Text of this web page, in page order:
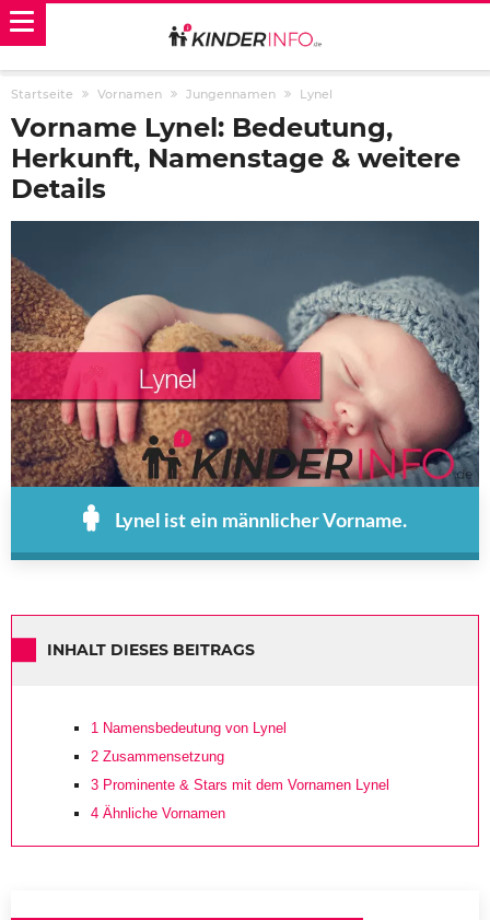
Startseite Vornamen Jungennamen Lynel
Vorname Lynel: Bedeutung,
Herkunft, Namenstage & weitere
Details
Lynel ist ein männlicher Vorname.
INHALT DIESES BEITRAGS
1 Namensbedeutung von Lynel
2 Zusammensetzung
3 Prominente & Stars mit dem Vornamen Lynel
4 Ähnliche Vornamen